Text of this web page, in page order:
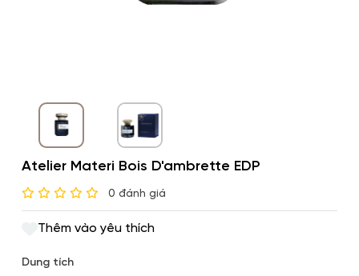
Atelier Materi Bois D'ambrette EDP
0 đánh giá
Thêm vào yêu thích
Dung tích